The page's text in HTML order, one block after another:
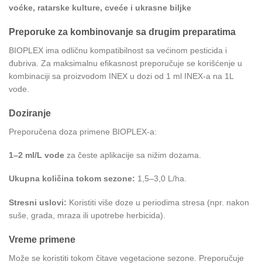
voćke, ratarske kulture, cveće i ukrasne biljke
Preporuke za kombinovanje sa drugim preparatima
BIOPLEX ima odličnu kompatibilnost sa većinom pesticida i
đubriva. Za maksimalnu efikasnost preporučuje se korišćenje u
kombinaciji sa proizvodom INEX u dozi od 1 ml INEX-a na 1L
vode.
Doziranje
Preporučena doza primene BIOPLEX-a:
1–2 ml/L vode za česte aplikacije sa nižim dozama.
Ukupna količina tokom sezone: 1,5–3,0 L/ha.
Stresni uslovi: Koristiti više doze u periodima stresa (npr. nakon
suše, grada, mraza ili upotrebe herbicida).
Vreme primene
Može se koristiti tokom čitave vegetacione sezone. Preporučuje